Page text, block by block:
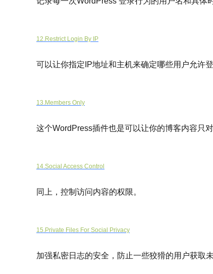
12.Restrict Login By IP
可以让你指定IP地址和主机来确定哪些用户允许登
13.Members Only
这个WordPress插件也是可以让你的博客内容只对
14.Social Access Control
同上，控制访问内容的权限。
15.Private Files For Social Privacy
加强私密日志的安全，防止一些狡猾的用户获取